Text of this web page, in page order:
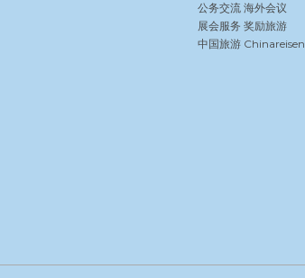
公务交流 海外会议
展会服务 奖励旅游
中国旅游 Chinareisen